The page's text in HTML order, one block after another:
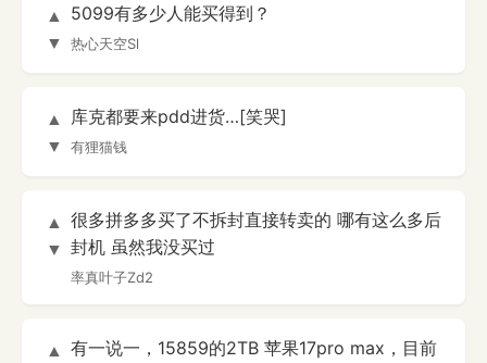
▲
▼
5099有多少人能买得到？
热心天空Sl
▲
▼
库克都要来pdd进货…[笑哭]
有狸猫钱
▲
▼
很多拼多多买了不拆封直接转卖的 哪有这么多后
封机 虽然我没买过
率真叶子Zd2
▲
有一说一，15859的2TB 苹果17pro max，目前